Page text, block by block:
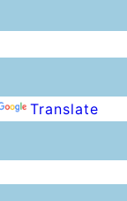
Translate